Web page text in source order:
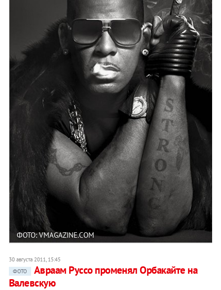
ФОТО: VMAGAZINE.COM
30 августа 2011, 15:45
ФОТО
Авраам Руссо променял Орбакайте на
Валевскую